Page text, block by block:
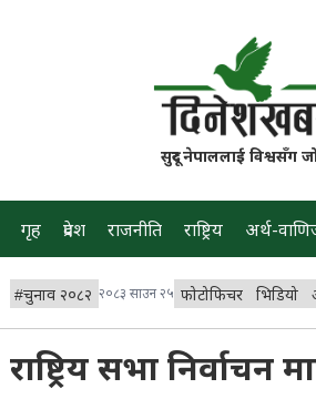
सुदूर नेपाललाई विश्वसँग
गृह प्रदेश राजनीति राष्ट्रिय अर्थ-
#चुनाव २०८२ २०८३ साउन २५ फोटोफिचर भिडियो
राष्ट्रिय सभा निर्वाचन